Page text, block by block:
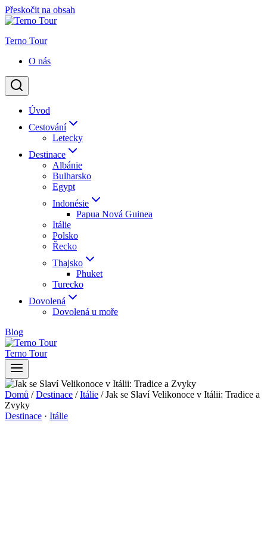
Přeskočit na obsah
Terno Tour
O nás
Úvod
Cestování
Letecky
Destinace
Albánie
Bulharsko
Egypt
Indonésie
Papua Nová Guinea
Itálie
Polsko
Řecko
Thajsko
Phuket
Turecko
Dovolená
Dovolená u moře
Blog
Terno Tour
Domů / Destinace / Itálie / Jak se Slaví Velikonoce v Itálii: Tradice a
Zvyky
Destinace · Itálie